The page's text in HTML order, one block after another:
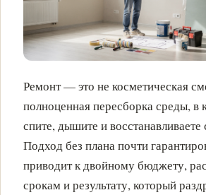
Ремонт — это не косметическая
полноценная пересборка среды, в
спите, дышите и восстанавливаете
Подход без плана почти
приводит к двойному бюджету,
срокам и результату, который